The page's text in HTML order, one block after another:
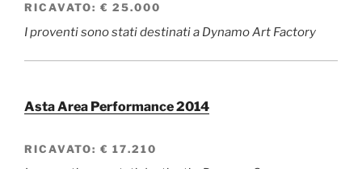
RICAVATO: € 25.000
I proventi sono stati destinati a Dynamo Art Factory
Asta Area Performance 2014
RICAVATO: € 17.210